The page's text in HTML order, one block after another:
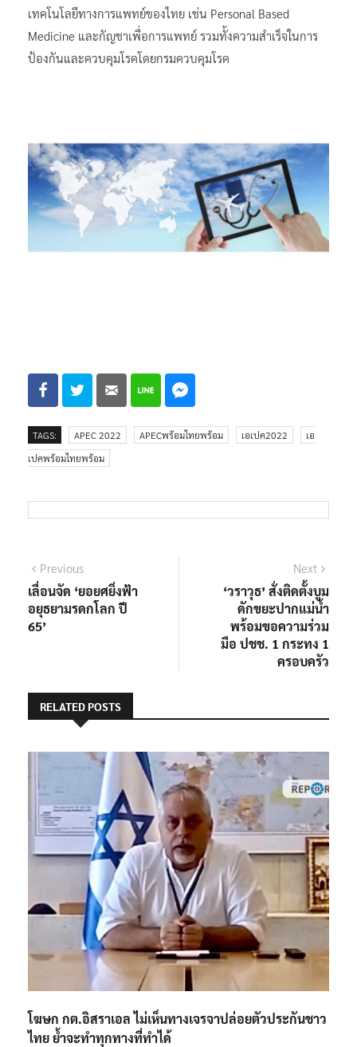
เทคโนโลยีทางการแพทย์ของไทย เช่น Personal Based
Medicine และกัญชาเพื่อการแพทย์ รวมทั้งความสำเร็จในการ
ป้องกันและควบคุมโรคโดยกรมควบคุมโรค
TAGS: APEC 2022 APECพร้อมไทยพร้อม เอเปค2022
เอ
เปคพร้อมไทยพร้อม
แนะแนว
เรื่อง
PreviousPrevious
post:
เลื่อนจัด ‘ยอยศยิ่งฟ้า
อยุธยามรดกโลก ปี
65’
Next
‘วราวุธ’ สั่งติดตั้งบูม
ดักขยะปากแม่น้ำ
พร้อมขอความร่วม
มือ ปชช. 1 กระทง 1
ครอบครัว
RELATED POSTS
โฆษก กต.อิสราเอล ไม่เห็นทางเจรจาปล่อยตัวประกันชาว
ไทย ย้ำจะทำทุกทางที่ทำได้